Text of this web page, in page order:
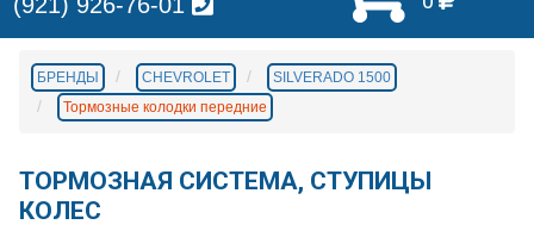
БРЕНДЫ CHEVROLET
SILVERADO 1500
Тормозные колодки передние
ТОРМОЗНАЯ СИСТЕМА, СТУПИЦЫ
КОЛЕС